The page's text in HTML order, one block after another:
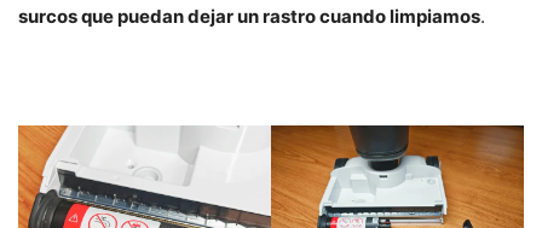
surcos que puedan dejar un rastro cuando limpiamos.